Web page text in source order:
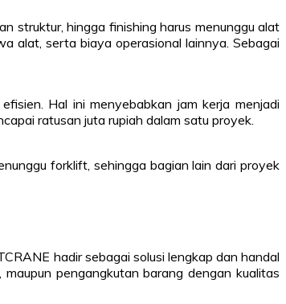
struktur, hingga finishing harus menunggu alat
alat, serta biaya operasional lainnya. Sebagai
Hal ini menyebabkan jam kerja menjadi
ratusan juta rupiah dalam satu proyek.
forklift, sehingga bagian lain dari proyek
hadir sebagai solusi lengkap dan handal
pengangkutan barang dengan kualitas